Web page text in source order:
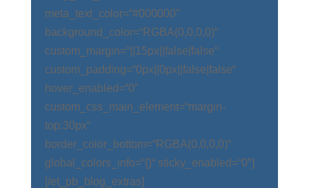
meta_text_color=“#000000″
background_color=“RGBA(0,0,0,0)“
custom_margin=“||15px||false|false“
custom_padding=“0px||0px||false|false“
hover_enabled=“0″
custom_css_main_element=“margin-
top:30px“
border_color_bottom=“RGBA(0,0,0,0)“
global_colors_info=“{}“ sticky_enabled=“0″]
[/et_pb_blog_extras]